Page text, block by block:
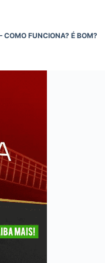
COMO FUNCIONA? É BOM?